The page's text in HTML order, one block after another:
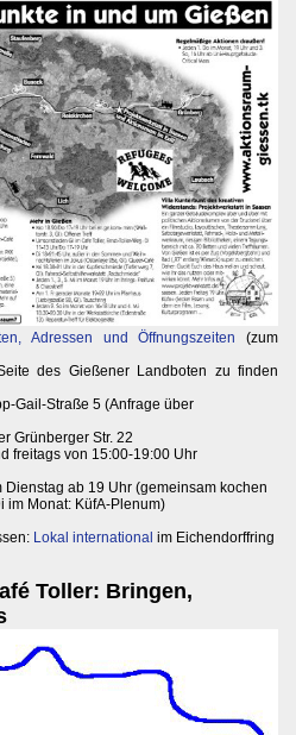
Adressen und Öffnungszeiten
(zum
des Gießener Landboten zu finden
Gail-Straße 5 (Anfrage über
Grünberger Str. 22
freitags von 15:00-19:00 Uhr
Dienstag ab 19 Uhr (gemeinsam kochen
im Monat: KüfA-Plenum)
Lokal international im Eichendorffring
Toller: Bringen,